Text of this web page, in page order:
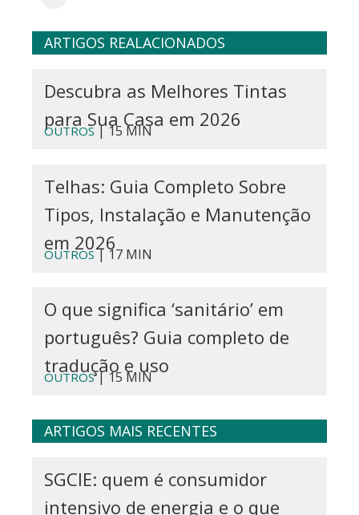
ARTIGOS REALACIONADOS
Descubra as Melhores Tintas
para Sua Casa em 2026
OUTROS| 15 MIN
Telhas: Guia Completo Sobre
Tipos, Instalação e Manutenção
em 2026
OUTROS| 17 MIN
O que significa ‘sanitário’ em
português? Guia completo de
tradução e uso
OUTROS| 15 MIN
ARTIGOS MAIS RECENTES
SGCIE: quem é consumidor
intensivo de energia e o que